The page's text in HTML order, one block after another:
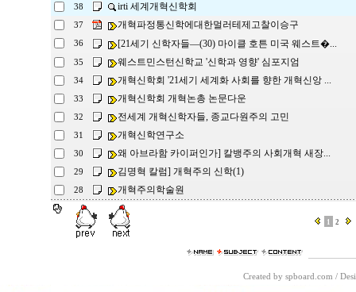
38 irti 세계개혁신학회
37 개혁파정통신학에대한멀러테제고찰이승구
36 [21세기 신학자들―(30) 마이클 호튼 미국 웨스트�...
35 웨스트민스턴신학교 '신학과 영향' 심포지엄
34 개혁신학회 '21세기 세계화 사회를 향한 개혁신앙 ...
33 개혁신학회 개혁논총 논문다운
32 전세계 개혁신학자들, 종교다원주의 고민
31 개혁신학연구소
30 왜 아브라함 카이퍼인가] 칼뱅주의 사회개혁 새장...
29 김명혁 칼럼] 개혁주의 신학(1)
28 개혁주의학술원
1 2
Created by spboard.com /